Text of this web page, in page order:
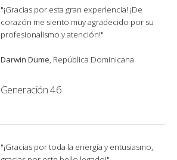
"¡Gracias por esta gran experiencia! ¡De
corazón me siento muy agradecido por su
profesionalismo y atención!"
Darwin Dume, República Dominicana
Generación 46
"¡Gracias por toda la energía y entusiasmo,